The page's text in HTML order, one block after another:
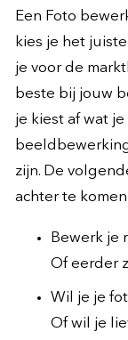
Een Foto
kies je het
je voor de
beste bij jouw
je kiest af wat
zijn. De
achter te
Bewerk je
Of eerder
Wil je je
Of wil je